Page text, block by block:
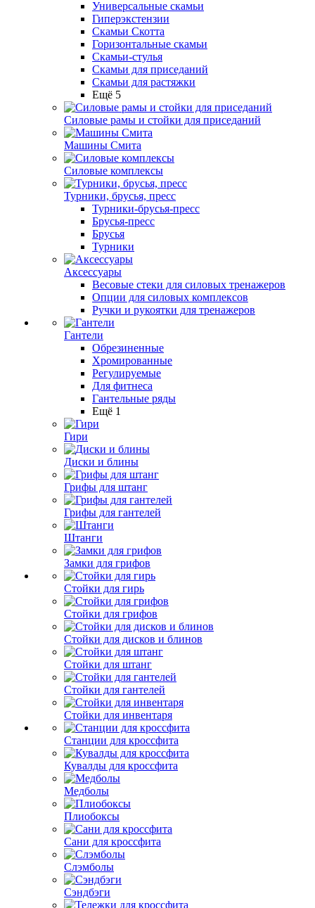
Универсальные скамьи
Гиперэкстензии
Скамьи Скотта
Горизонтальные скамьи
Скамьи-стулья
Скамьи для приседаний
Скамьи для растяжки
Ещё 5
Силовые рамы и стойки для приседаний
Машины Смита
Силовые комплексы
Турники, брусья, пресс
Турники-брусья-пресс
Брусья-пресс
Брусья
Турники
Аксессуары
Весовые стеки для силовых тренажеров
Опции для силовых комплексов
Ручки и рукоятки для тренажеров
Гантели
Обрезиненные
Хромированные
Регулируемые
Для фитнеса
Гантельные ряды
Ещё 1
Гири
Диски и блины
Грифы для штанг
Грифы для гантелей
Штанги
Замки для грифов
Стойки для гирь
Стойки для грифов
Стойки для дисков и блинов
Стойки для штанг
Стойки для гантелей
Стойки для инвентаря
Станции для кроссфита
Кувалды для кроссфита
Медболы
Плиобоксы
Сани для кроссфита
Слэмболы
Сэндбэги